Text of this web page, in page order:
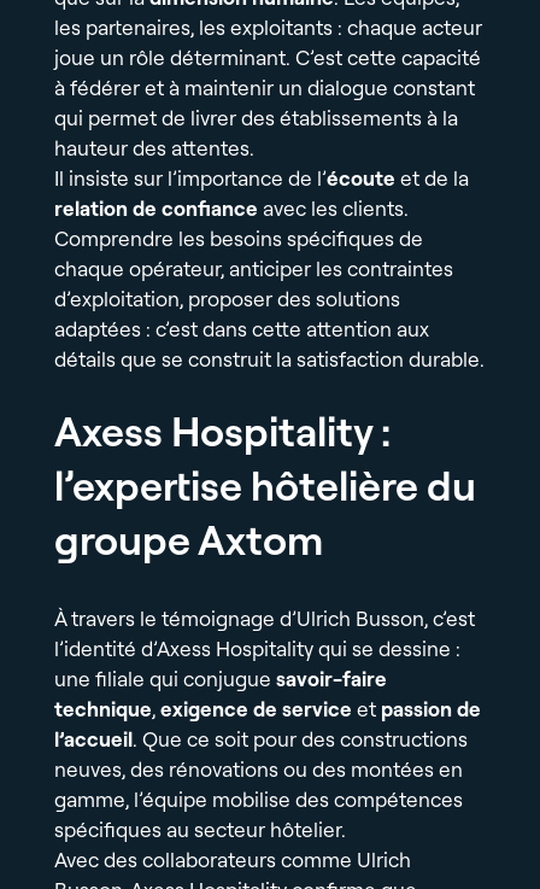
les partenaires, les exploitants : chaque acteur
joue un rôle déterminant. C’est cette capacité
à fédérer et à maintenir un dialogue constant
qui permet de livrer des établissements à la
hauteur des attentes.
Il insiste sur l’importance de l’écoute et de la
relation de confiance avec les clients.
Comprendre les besoins spécifiques de
chaque opérateur, anticiper les contraintes
d’exploitation, proposer des solutions
adaptées : c’est dans cette attention aux
détails que se construit la satisfaction durable.
Axess Hospitality :
l’expertise hôtelière du
groupe Axtom
À travers le témoignage d’Ulrich Busson, c’est
l’identité d’Axess Hospitality qui se dessine :
une filiale qui conjugue savoir-faire
technique,exigence de service et passion de
l’accueil. Que ce soit pour des constructions
neuves, des rénovations ou des montées en
gamme, l’équipe mobilise des compétences
spécifiques au secteur hôtelier.
Avec des collaborateurs comme Ulrich